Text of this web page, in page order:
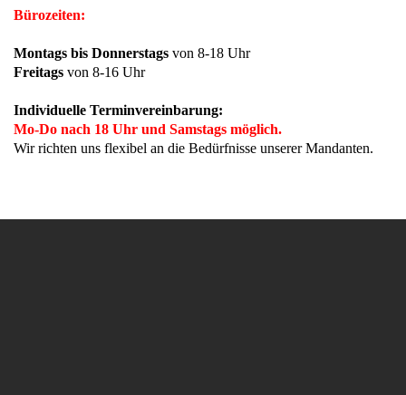
Bürozeiten:
Montags bis Donnerstags von 8-18 Uhr
Freitags von 8-16 Uhr
Individuelle Terminvereinbarung:
Mo-Do nach 18 Uhr und Samstags möglich.
Wir richten uns flexibel an die Bedürfnisse unserer Mandanten.